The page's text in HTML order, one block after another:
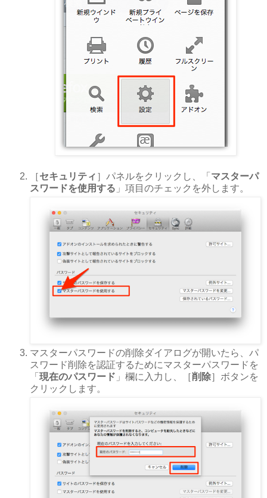
［セキュリティ ］パネルをクリックし、「 マスターパ
スワードを使用する 」項目のチェックを外します。
マスターパスワードの削除ダイアログが開いたら、パ
スワード削除を認証するためにマスターパスワードを
「 現在のパスワード 」欄に入力し、［削除］ボタンを
クリックします。